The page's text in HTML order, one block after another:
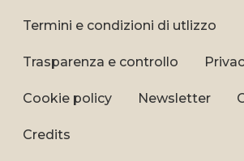
Termini e condizioni di utlizzo
Trasparenza e controllo
Cookie policy Newsletter
Credits